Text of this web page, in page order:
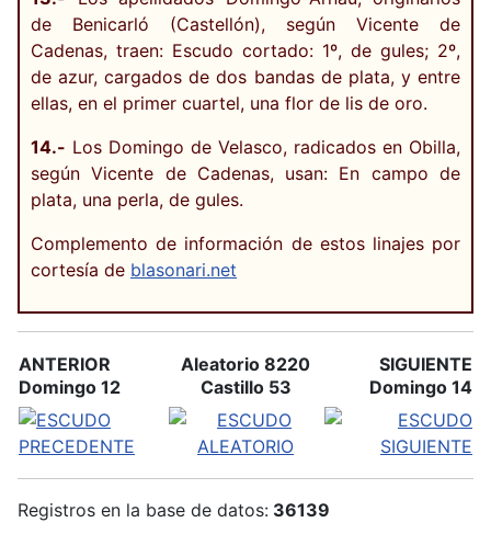
de Benicarló (Castellón), según Vicente de
Cadenas, traen: Escudo cortado: 1º, de gules; 2º,
de azur, cargados de dos bandas de plata, y entre
ellas, en el primer cuartel, una flor de lis de oro.
14.- Los Domingo de Velasco, radicados en Obilla,
según Vicente de Cadenas, usan: En campo de
plata, una perla, de gules.
Complemento de información de estos linajes por
cortesía de blasonari.net
ANTERIOR
Domingo 12
Aleatorio 8220
Castillo 53
SIGUIENTE
Domingo 14
Registros en la base de datos: 36139